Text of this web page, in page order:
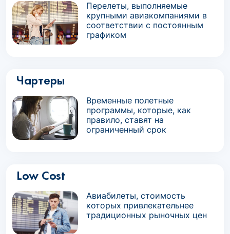
Перелеты, выполняемые
крупными авиакомпаниями в
соответствии с постоянным
графиком
Чартеры
Временные полетные
программы, которые, как
правило, ставят на
ограниченный срок
Low Cost
Авиабилеты, стоимость
которых привлекательнее
традиционных рыночных цен